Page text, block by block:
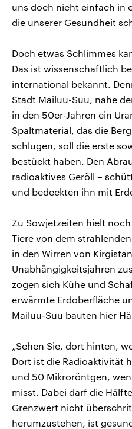
uns doch nicht einfach in
die unserer Gesundheit
Doch etwas Schlimmes
Das ist wissenschaftlich
international bekannt.
Stadt Mailuu-Suu, nahe
in den 50er-Jahren ein
Spaltmaterial, das die
schlugen, soll die erste
bestückt haben. Den
radioaktives Geröll –
und bedeckten ihn mit
Zu Sowjetzeiten hielt
Tiere von dem
in den Wirren von
Unabhängigkeitsjahren
zogen sich Kühe und
erwärmte Erdoberfläche
Mailuu-Suu bauten hier
„Sehen Sie, dort hinten,
Dort ist die Radioaktivität
und 50 Mikroröntgen,
misst. Dabei darf die
Grenzwert nicht
herumzustehen, ist